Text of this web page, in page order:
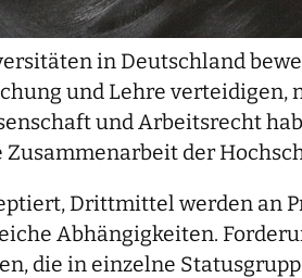
in Deutschland
und Lehre
und Arbeitsrecht
der
Drittmittel werden an
Abhängigkeiten.
die in einzelne